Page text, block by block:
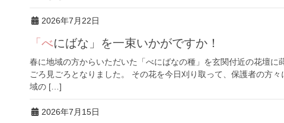
2026年7月22日
「べにばな」を一束いかがですか！
春に地域の方からいただいた「べにばなの種」を玄関付近の花壇
ごろ見ごろとなりました。 その花を今日刈り取って、保護者の方
域の […]
2026年7月15日